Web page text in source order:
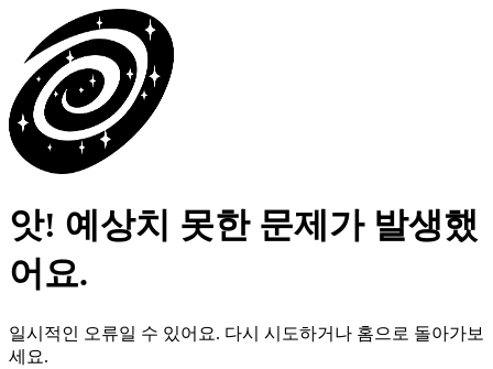
앗! 예상치 못한 문제가 발생했
어요.
일시적인 오류일 수 있어요. 다시 시도하거나 홈으로 돌아가보
세요.